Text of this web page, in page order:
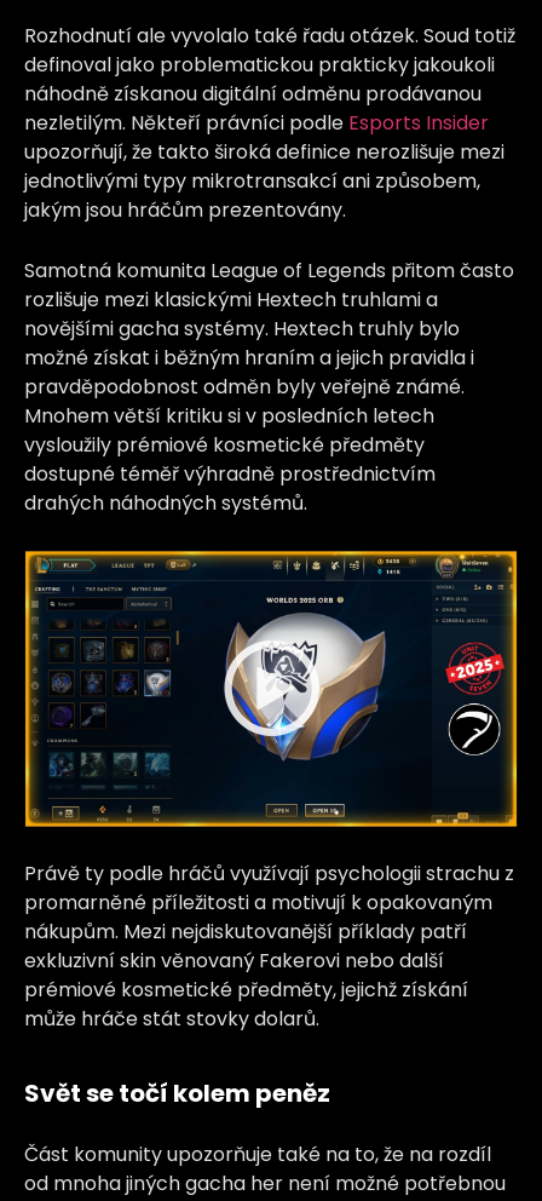
Rozhodnutí ale vyvolalo také řadu otázek. Soud totiž
definoval jako problematickou prakticky jakoukoli
náhodně získanou digitální odměnu prodávanou
nezletilým. Někteří právníci podle Esports Insider
upozorňují, že takto široká definice nerozlišuje mezi
jednotlivými typy mikrotransakcí ani způsobem,
jakým jsou hráčům prezentovány.
Samotná komunita League of Legends přitom často
rozlišuje mezi klasickými Hextech truhlami a
novějšími gacha systémy. Hextech truhly bylo
možné získat i běžným hraním a jejich pravidla i
pravděpodobnost odměn byly veřejně známé.
Mnohem větší kritiku si v posledních letech
vysloužily prémiové kosmetické předměty
dostupné téměř výhradně prostřednictvím
drahých náhodných systémů.
Právě ty podle hráčů využívají psychologii strachu z
promarněné příležitosti a motivují k opakovaným
nákupům. Mezi nejdiskutovanější příklady patří
exkluzivní skin věnovaný Fakerovi nebo další
prémiové kosmetické předměty, jejichž získání
může hráče stát stovky dolarů.
Svět se točí kolem peněz
Část komunity upozorňuje také na to, že na rozdíl
od mnoha jiných gacha her není možné potřebnou